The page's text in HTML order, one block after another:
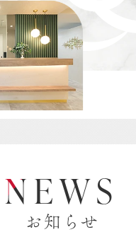
NEWS
お知らせ